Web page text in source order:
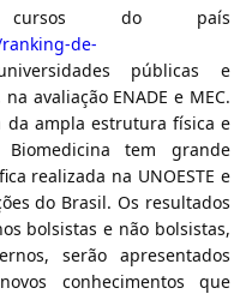
do país
de-
públicas e
avaliação ENADE e MEC.
da ampla estrutura física e
tem grande
realizada na UNOESTE e
do Brasil. Os resultados
bolsistas e não bolsistas,
serão apresentados
conhecimentos que